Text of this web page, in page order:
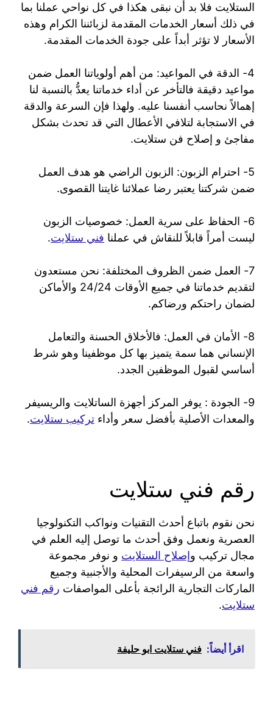
الستلايت فلا بد أن نبقى هكذا في كل نواحي عملنا بما
في ذلك أسعار الخدمات المقدمة لزبائننا الكرام وهذه
الأسعار لا تؤثر أبداً على جودة الخدمات المقدمة.
4- الدقة في المواعيد: من أهم أولوياتنا العمل ضمن
مواعيد دقيقة فالتأخر عن أداء خدماتنا يعدُّ بالنسبة لنا
إهمالاً نحاسب أنفسنا عليه. ولهذا فإن السرعة والدقة
في الاستجابة لتلافي الأعطال التي قد تحدث بشكل
مفاجئ و إصلاح فن ستلايت.
5- احترام الزبون: الزبون الراضي هو هدف العمل
ضمن شركتنا يعتبر رضا عملائنا غايتنا القصوى.
6- الحفاظ على سرية العمل: خصوصيات الزبون
ليست أمراً قابلاً للنقاش في عملنا فني ستلايت.
7- العمل ضمن الظروف المختلفة: نحن مستعدون
لتقديم خدماتنا في جميع الأوقات 24/24 والأماكن
لضمان راحتكم ورضاكم.
8- الأمان في العمل: فالأخلاق الحسنة والتعامل
الإنساني هما سمة يتميز بها كل موظفينا وهو شرط
أساسي لقبول الموظفين الجدد.
9- الجودة : يوفر المركز أجهزة الساتلايت والريسيفر
والمعدات الأصلية بأفضل سعر وأداء تركيب ستلايت.
رقم فني ستلايت
نحن نقوم باتباع أحدث التقنيات ونواكب التكنولوجيا
العصرية ونعمل وفق أحدث ما توصل إليه العلم في
مجال تركيب وإصلاح الستلايت و نوفر مجموعة
واسعة من الرسيفرات المحلية والأجنبية وجميع
الماركات التجارية الرائجة بأعلى المواصفات رقم فني
ستلايت.
اقرأ أيضاً: فني ستلايت ابو حليفة